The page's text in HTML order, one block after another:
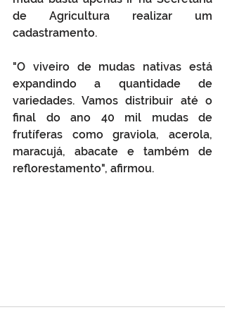
de Agricultura realizar um
cadastramento.
"O viveiro de mudas nativas está
expandindo a quantidade de
variedades. Vamos distribuir até o
final do ano 40 mil mudas de
frutíferas como graviola, acerola,
maracujá, abacate e também de
reflorestamento", afirmou.